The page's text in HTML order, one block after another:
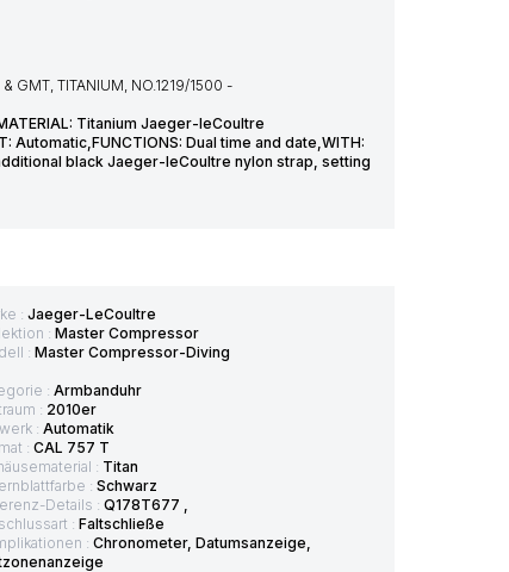
GMT, TITANIUM, NO.1219/1500 -
Titanium Jaeger-leCoultre
Automatic,FUNCTIONS: Dual time and date,WITH:
black Jaeger-leCoultre nylon strap, setting
: Jaeger-LeCoultre
: Master Compressor
: Master Compressor-Diving
: Armbanduhr
: 2010er
: Automatik
: CAL 757 T
: Titan
: Schwarz
Details : Q178T677 ,
: Faltschließe
: Chronometer, Datumsanzeige,